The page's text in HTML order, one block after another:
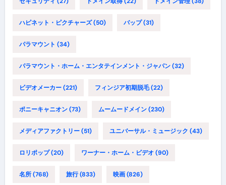
ハピネット・ピクチャーズ(50) バップ(31)
パラマウント (34)
パラマウント・ホーム・エンタテインメント・ジャパン(32)
ビデオメーカー(221) フィンジア初期脱毛(22)
ポニーキャニオン(73) ムームードメイン(230)
メディアファクトリー(51) ユニバーサル・ミュージック (43)
ロリポップ(20) ワーナー・ホーム・ビデオ (90)
名所(768) 旅行(833) 映画(826)